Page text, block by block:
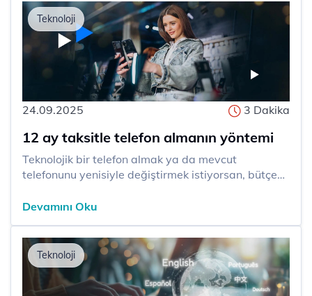
24.09.2025 3 Dakika
12 ay taksitle telefon almanın yöntemi
​​Teknolojik bir telefon almak ya da mevcut
telefonunu yenisiyle değiştirmek istiyorsan, bütçeni
taksitle alışveriş harika bir seçenek olabilir. Türk
süreci çok daha kolay, güvenilir ve avantajlı hâl...
Devamını Oku
Teknoloji
Teknoloji